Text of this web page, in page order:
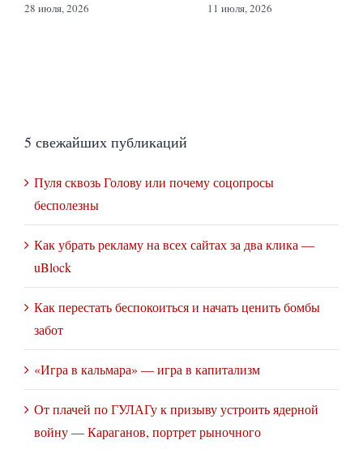
28 июля, 2026 11 июля, 2026
5 свежайших публикаций
Пуля сквозь Голову или почему соцопросы
бесполезны
Как убрать рекламу на всех сайтах за два клика —
uBlock
Как перестать беспокоиться и начать ценить бомбы
забот
«Игра в кальмара» — игра в капитализм
От плачей по ГУЛАГу к призыву устроить ядерной
войну — Караганов, портрет рыночного